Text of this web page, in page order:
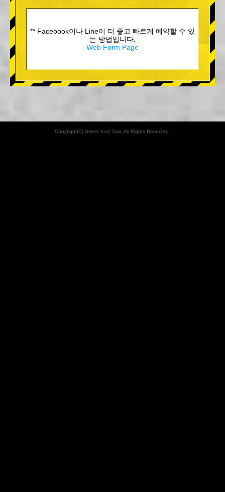
** Facebook이나 Line이 더 좋고 빠르게 예약할 수 있
는 방법입니다.
Web Form Page
Copyright(C) Street Kart Tour. All Rights Reserved.